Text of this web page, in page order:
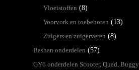
Vloeistoffen (8)
Voorvork en toebehoren (13)
Zuigers en zuigerveren (8)
Bashan onderdelen (57)
GY6 onderdelen Scooter, Quad, Buggy